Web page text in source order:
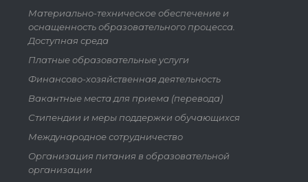
Материально-техническое обеспечение и
оснащенность образовательного процесса.
Доступная среда
Платные образовательные услуги
Финансово-хозяйственная деятельность
Вакантные места для приема (перевода)
Стипендии и меры поддержки обучающихся
Международное сотрудничество
Организация питания в образовательной
организации